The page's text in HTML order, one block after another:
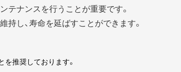
テナンスを行うことが重要です。
持し、寿命を延ばすことができます。
推奨しております。